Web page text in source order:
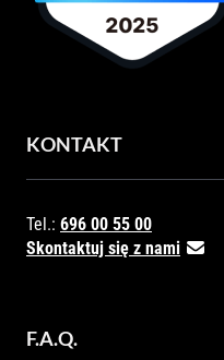
KONTAKT
Tel.: 696 00 55 00
Skontaktuj się z nami
F.A.Q.